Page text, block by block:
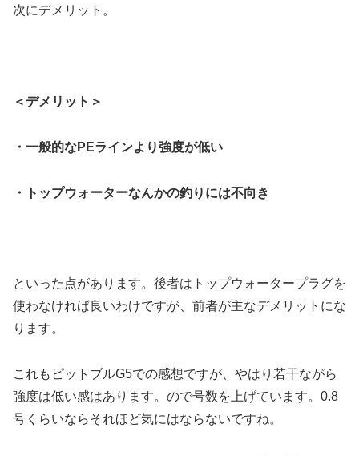
次にデメリット。
＜デメリット＞
・一般的なPEラインより強度が低い
・トップウォーターなんかの釣りには不向き
といった点があります。後者はトップウォータープラグを
使わなければ良いわけですが、前者が主なデメリットにな
ります。
これもピットブルG5での感想ですが、やはり若干ながら
強度は低い感はあります。ので号数を上げています。0.8
号くらいならそれほど気にはならないですね。